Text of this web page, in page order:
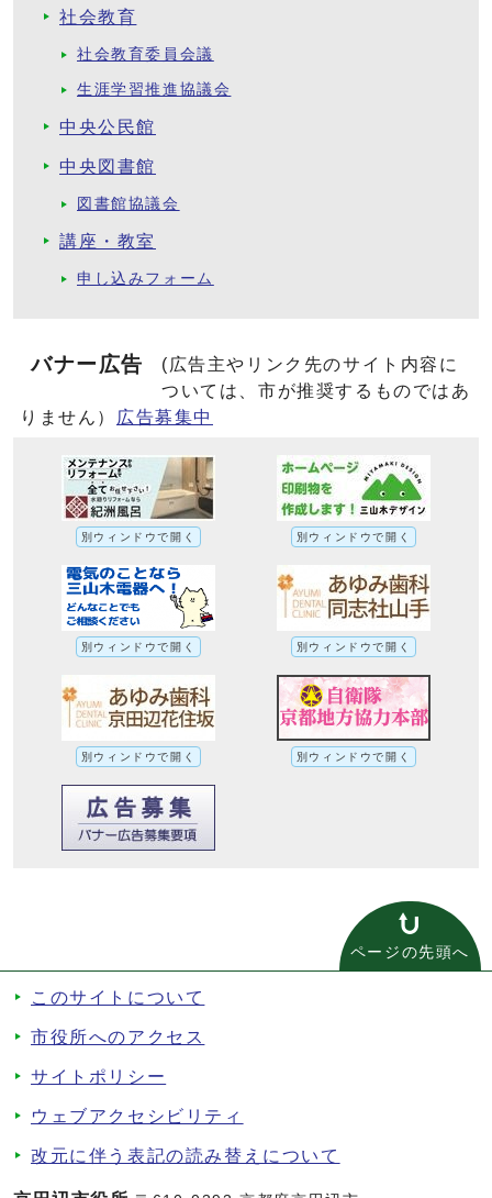
社会教育
社会教育委員会議
生涯学習推進協議会
中央公民館
中央図書館
図書館協議会
講座・教室
申し込みフォーム
バナー広告
(広告主やリンク先のサイト内容に
ついては、市が推奨するものではあ
りません）
広告募集中
別ウィンドウで開く 別ウィンドウで開く
別ウィンドウで開く 別ウィンドウで開く
別ウィンドウで開く 別ウィンドウで開く
ページの先頭へ
このサイトについて
市役所へのアクセス
サイトポリシー
ウェブアクセシビリティ
改元に伴う表記の読み替えについて